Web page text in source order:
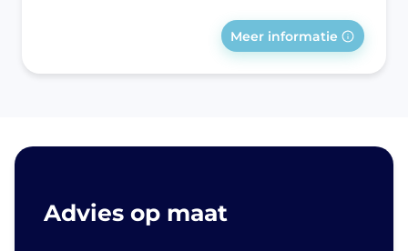
Meer informatie
Advies op maat